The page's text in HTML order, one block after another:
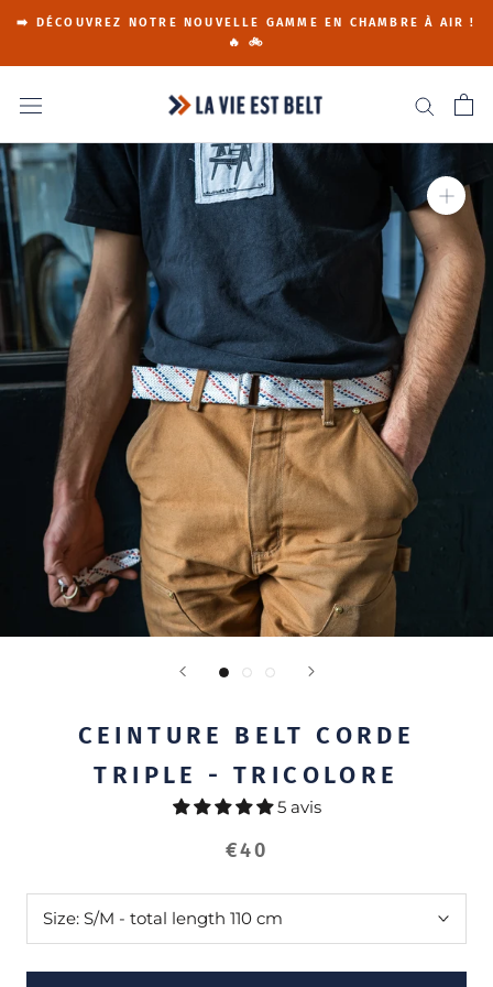
content
➡️ DÉCOUVREZ NOTRE NOUVELLE GAMME EN CHAMBRE À AIR !
🔥 🚲
CEINTURE BELT CORDE
TRIPLE - TRICOLORE
5 avis
€40
Size: S/M - total length 110 cm